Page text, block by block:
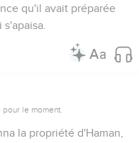
qu'il avait préparée
le moment.
la propriété d'Haman,